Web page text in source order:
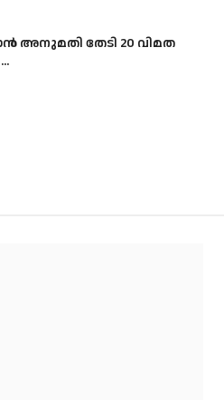
അനുമതി തേടി 20 വിമത